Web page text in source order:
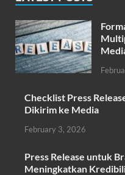
Checklist Press
Dikirim ke Media
February 3, 2026
Press Release untuk
Meningkatkan